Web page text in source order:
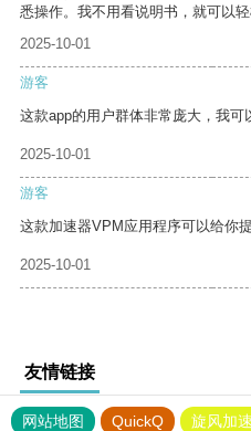
悉操作。我不用看说明书，就可以轻
2025-10-01
游客
这款app的用户群体非常庞大，我可
2025-10-01
游客
这款加速器VPM应用程序可以给你
2025-10-01
友情链接
网站地图 QuickQ 旋风加